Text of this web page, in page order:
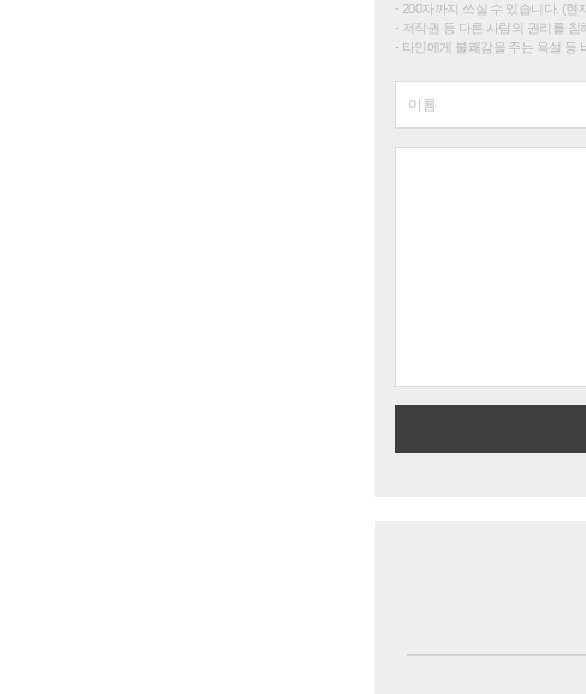
200자까지 쓰실 수 있습니다. (현
저작권 등 다른 사람의 권리를
타인에게 불쾌감을 주는 욕설 등